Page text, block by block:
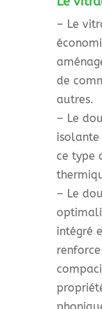
– Le
de
autres.
– Le
isolante
ce type
– Le
intégré